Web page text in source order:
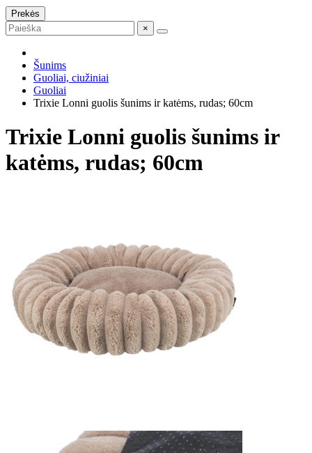
Prekės
×
Šunims
Guoliai, ciužiniai
Guoliai
Trixie Lonni guolis šunims ir katėms, rudas; 60cm
Trixie Lonni guolis šunims ir
katėms, rudas; 60cm